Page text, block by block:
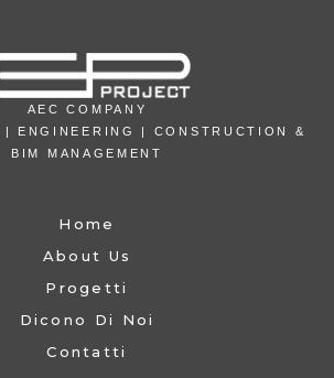
AEC COMPANY
| ENGINEERING | CONSTRUCTION &
BIM MANAGEMENT
Home
About Us
Progetti
Dicono Di Noi
Contatti